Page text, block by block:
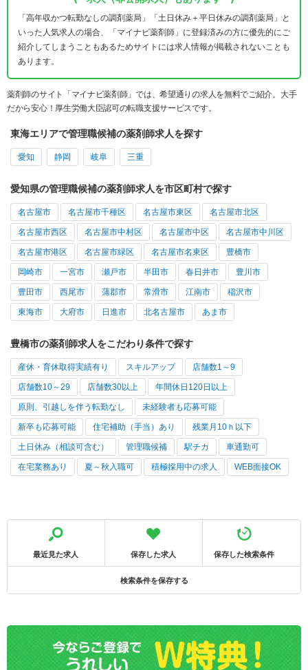
「高年収かつ転勤なしの調剤薬局」「土日休み＋平日休みの調剤薬局」と
いった人気求人の場合、「マイナビ薬剤師」に登録済みの方に優先的にご
紹介してしまうこともあるためサイトには求人情報が掲載されないことも
あります。
薬剤師のサイト「マイナビ薬剤師」では、希望通りの求人を無料でご紹介。大手
だから安心！厚生労働大臣認可の転職支援サービスです。
東海エリアで管理職候補の薬剤師求人を探す
愛知 静岡 岐阜 三重
愛知県の管理職候補の薬剤師求人を市区町村で探す
名古屋市 名古屋市千種区 名古屋市東区 名古屋市北区
名古屋市西区 名古屋市中村区 名古屋市中区 名古屋市中川区
名古屋市港区 名古屋市緑区 名古屋市名東区 豊橋市
岡崎市 一宮市 瀬戸市 半田市 春日井市 豊川市
豊田市 西尾市 蒲郡市 常滑市 江南市 稲沢市
東海市 大府市 日進市 北名古屋市 あま市
豊橋市の薬剤師求人をこだわり条件で探す
産休・育休取得実績有り スキルアップ 店舗数1～9
店舗数10～29 店舗数30以上 年間休日120日以上
原則、引越しを伴う転勤なし 未経験者も応募可能
新卒も応募可能 住宅補助（手当）あり 残業月10ｈ以下
土日休み（相談可含む） 管理職候補 駅チカ 車通勤可
在宅業務あり 夏～秋入職可 積極採用中の求人 WEB面接OK
最近見た求人 保存した求人 保存した検索条件
検索条件を保存する